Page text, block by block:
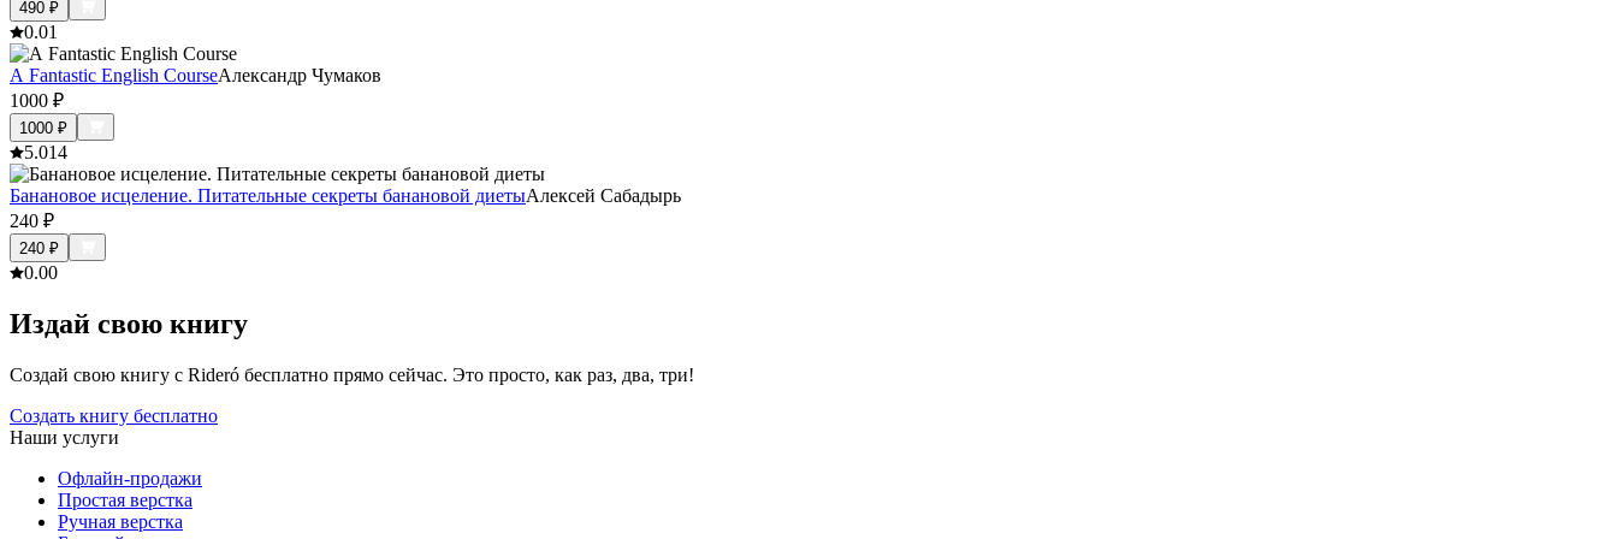
490 ₽
0.01
A Fantastic English CourseАлександр Чумаков
1000 ₽
1000 ₽
5.014
Банановое исцеление. Питательные секреты банановой диетыАлексей Сабадырь
240 ₽
240 ₽
0.00
Издай свою книгу
Создай свою книгу с Rideró бесплатно прямо сейчас. Это просто, как раз, два, три!
Создать книгу бесплатно
Наши услуги
Офлайн-продажи
Простая верстка
Ручная верстка